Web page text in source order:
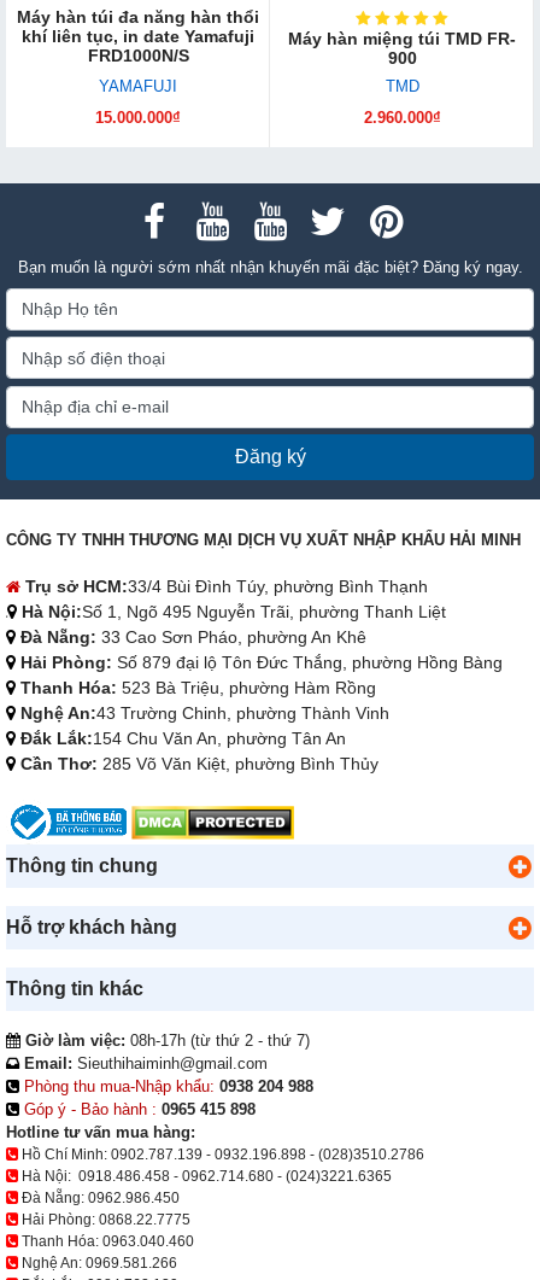
Máy hàn túi đa năng hàn thổi
khí liên tục, in date Yamafuji
FRD1000N/S
YAMAFUJI
15.000.000₫
Máy hàn miệng túi TMD FR-
900
TMD
2.960.000₫
Bạn muốn là người sớm nhất nhận khuyến mãi đặc biệt? Đăng ký ngay.
Đăng ký
CÔNG TY TNHH THƯƠNG MẠI DỊCH VỤ XUẤT NHẬP KHẨU HẢI MINH
Trụ sở HCM:33/4 Bùi Đình Túy, phường Bình Thạnh
Hà Nội:Số 1, Ngõ 495 Nguyễn Trãi, phường Thanh Liệt
Đà Nẵng: 33 Cao Sơn Pháo, phường An Khê
Hải Phòng: Số 879 đại lộ Tôn Đức Thắng, phường Hồng Bàng
Thanh Hóa: 523 Bà Triệu, phường Hàm Rồng
Nghệ An:43 Trường Chinh, phường Thành Vinh
Đắk Lắk:154 Chu Văn An, phường Tân An
Cần Thơ: 285 Võ Văn Kiệt, phường Bình Thủy
Thông tin chung
Hỗ trợ khách hàng
Thông tin khác
Giờ làm việc: 08h-17h (từ thứ 2 - thứ 7)
Email: Sieuthihaiminh@gmail.com
Phòng thu mua-Nhập khẩu: 0938 204 988
Góp ý - Bảo hành : 0965 415 898
Hotline tư vấn mua hàng:
Hồ Chí Minh: 0902.787.139 - 0932.196.898 - (028)3510.2786
Hà Nội: 0918.486.458 - 0962.714.680 - (024)3221.6365
Đà Nẵng: 0962.986.450
Hải Phòng: 0868.22.7775
Thanh Hóa: 0963.040.460
Nghệ An: 0969.581.266